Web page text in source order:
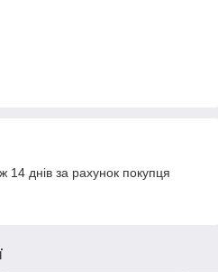
днів за рахунок покупця